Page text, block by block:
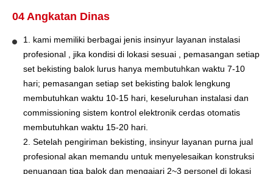
04 Angkatan Dinas
1. kami memiliki berbagai jenis insinyur layanan instalasi
profesional , jika kondisi di lokasi sesuai , pemasangan setiap
set bekisting balok lurus hanya membutuhkan waktu 7-10
hari; pemasangan setiap set bekisting balok lengkung
membutuhkan waktu 10-15 hari, keseluruhan instalasi dan
commissioning sistem kontrol elektronik cerdas otomatis
membutuhkan waktu 15-20 hari.
2. Setelah pengiriman bekisting, insinyur layanan purna jual
profesional akan memandu untuk menyelesaikan konstruksi
penuangan tiga balok dan mengajari 2~3 personel di lokasi